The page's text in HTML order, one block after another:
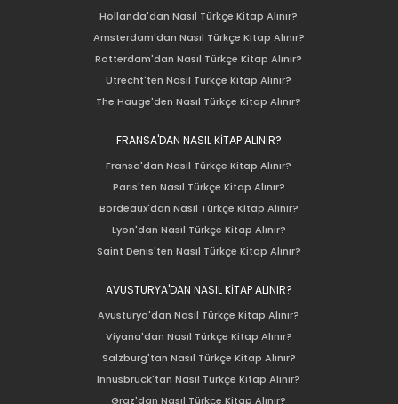
Hollanda'dan Nasıl Türkçe Kitap Alınır?
Amsterdam'dan Nasıl Türkçe Kitap Alınır?
Rotterdam'dan Nasıl Türkçe Kitap Alınır?
Utrecht'ten Nasıl Türkçe Kitap Alınır?
The Hauge'den Nasıl Türkçe Kitap Alınır?
FRANSA'DAN NASIL KİTAP ALINIR?
Fransa'dan Nasıl Türkçe Kitap Alınır?
Paris'ten Nasıl Türkçe Kitap Alınır?
Bordeaux'dan Nasıl Türkçe Kitap Alınır?
Lyon'dan Nasıl Türkçe Kitap Alınır?
Saint Denis'ten Nasıl Türkçe Kitap Alınır?
AVUSTURYA'DAN NASIL KİTAP ALINIR?
Avusturya'dan Nasıl Türkçe Kitap Alınır?
Viyana'dan Nasıl Türkçe Kitap Alınır?
Salzburg'tan Nasıl Türkçe Kitap Alınır?
Innusbruck'tan Nasıl Türkçe Kitap Alınır?
Graz'dan Nasıl Türkçe Kitap Alınır?